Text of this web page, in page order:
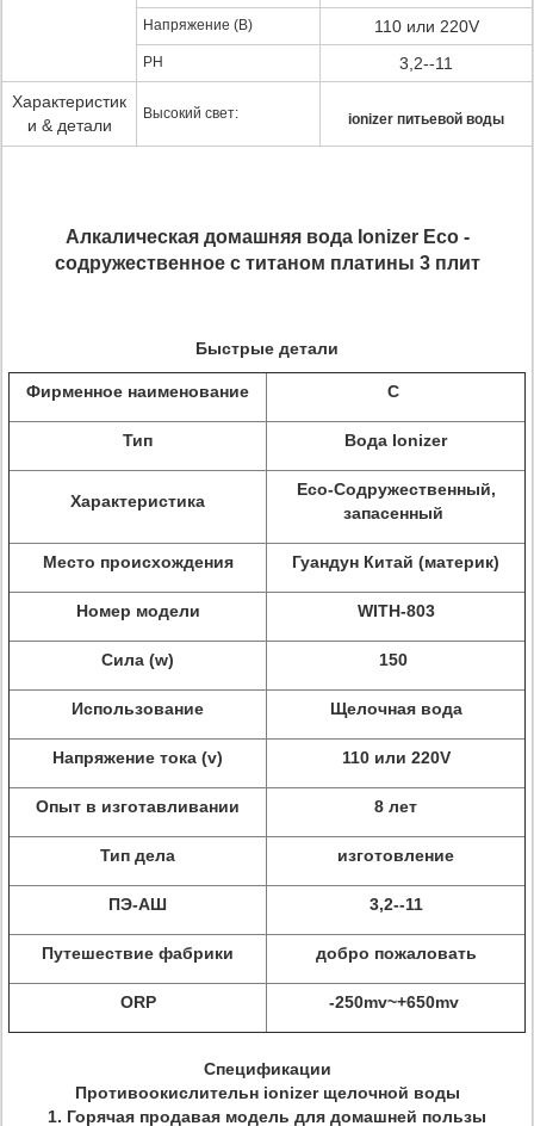
Напряжение (В) 110 или 220V
PH
3,2--11
Характеристик
и & детали
Высокий свет: ionizer питьевой воды
Алкалическая домашняя вода Ionizer Eco -
содружественное с титаном платины 3 плит
Быстрые детали
Фирменное наименование С
Тип Вода Ionizer
Характеристика
Eco-Содружественный,
запасенный
Место происхождения Гуандун Китай (материк)
Номер модели WITH-803
Сила (w) 150
Использование Щелочная вода
Напряжение тока (v) 110 или 220V
Опыт в изготавливании 8 лет
Тип дела изготовление
ПЭ-АШ 3,2--11
Путешествие фабрики добро пожаловать
ORP -250mv~+650mv
Спецификации
Противоокислительн ionizer щелочной воды
1. Горячая продавая модель для домашней пользы